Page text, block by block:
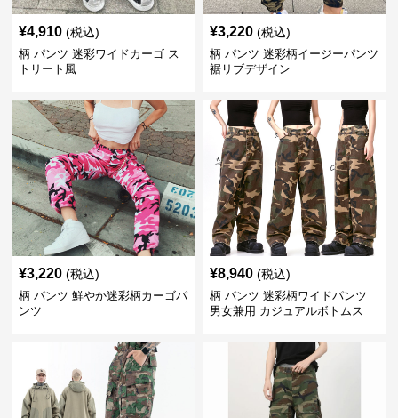
¥4,910 (税込)
柄 パンツ 迷彩ワイドカーゴ ス
トリート風
¥3,220 (税込)
柄 パンツ 迷彩柄イージーパンツ
裾リブデザイン
¥3,220 (税込)
柄 パンツ 鮮やか迷彩柄カーゴパ
ンツ
¥8,940 (税込)
柄 パンツ 迷彩柄ワイドパンツ
男女兼用 カジュアルボトムス